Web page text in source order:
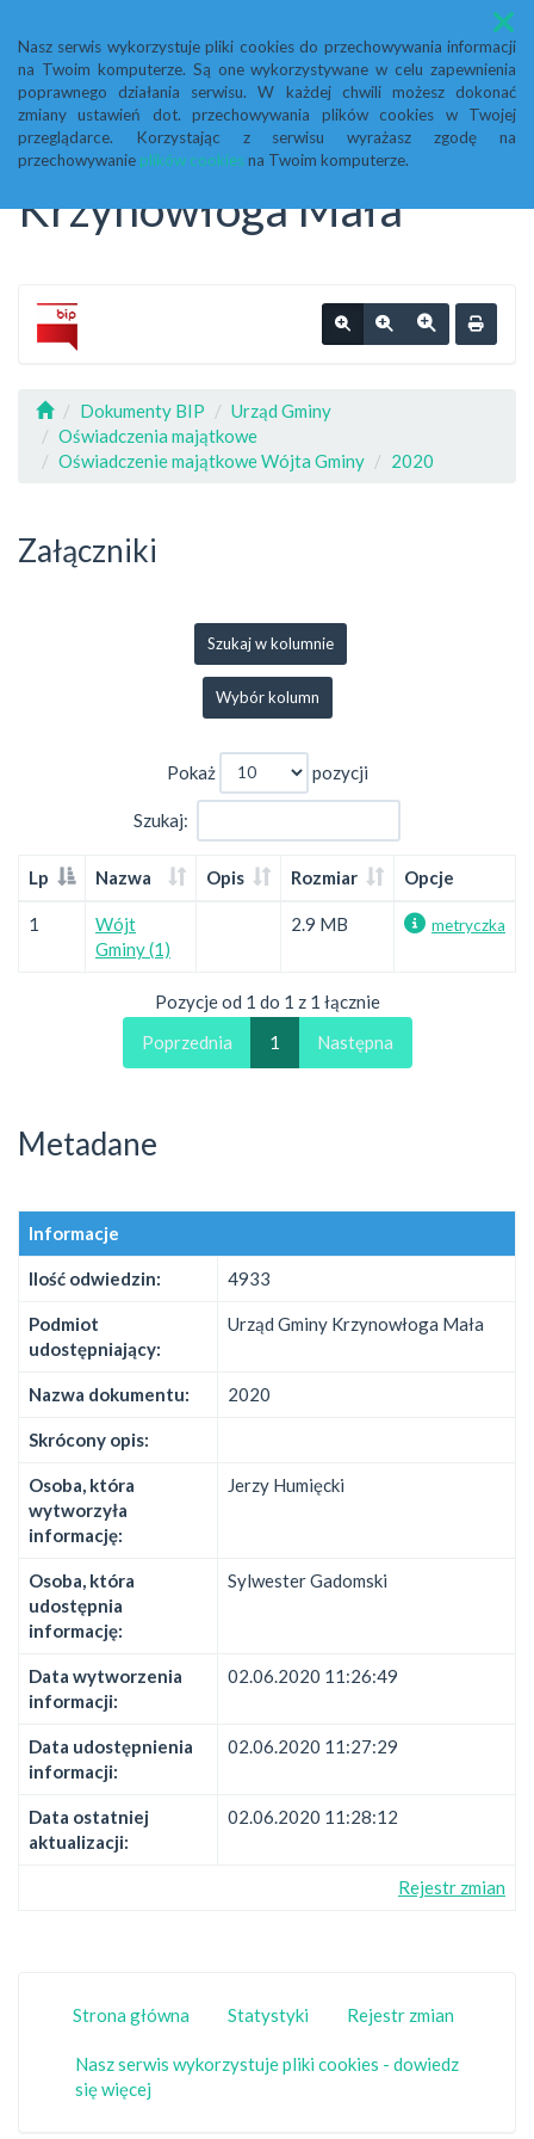
Nasz serwis wykorzystuje pliki cookies do przechowywania informacji
na Twoim komputerze. Są one wykorzystywane w celu zapewnienia
poprawnego działania serwisu. W każdej chwili możesz dokonać
zmiany ustawień dot. przechowywania plików cookies w Twojej
przeglądarce. Korzystając z serwisu wyrażasz zgodę na
przechowywanie plików cookiesna Twoim komputerze.
Menu
Biuletyn Informacji
Publicznej Urząd Gminy
Krzynowłoga Mała
Dokumenty BIP
Urząd Gminy
Oświadczenia majątkowe
Oświadczenie majątkowe Wójta Gminy
2020
Załączniki
Szukaj w kolumnie
Wybór kolumn
Pokaż pozycji
Szukaj:
Lp Nazwa Opis Rozmiar Opcje
1
Wójt
Gminy (1)
2.9 MB metryczka
Pozycje od 1 do 1 z 1 łącznie
Poprzednia
1 Następna
Metadane
Informacje
Ilość odwiedzin: 4933
Podmiot
udostępniający:
Urząd Gminy Krzynowłoga Mała
Nazwa dokumentu: 2020
Skrócony opis:
Osoba, która
wytworzyła
informację:
Jerzy Humięcki
Osoba, która
udostępnia
informację:
Sylwester Gadomski
Data wytworzenia
informacji:
02.06.2020 11:26:49
Data udostępnienia
informacji:
02.06.2020 11:27:29
Data ostatniej
aktualizacji:
02.06.2020 11:28:12
Rejestr zmian
Strona główna Statystyki Rejestr zmian
Nasz serwis wykorzystuje pliki cookies - dowiedz
się więcej